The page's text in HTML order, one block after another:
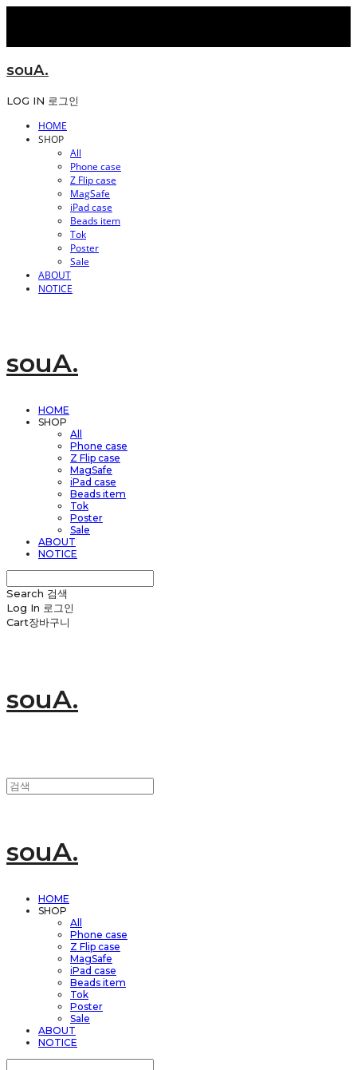
souA.
LOG IN 로그인
HOME
SHOP
All
Phone case
Z Flip case
MagSafe
iPad case
Beads item
Tok
Poster
Sale
ABOUT
NOTICE
souA.
HOME
SHOP
All
Phone case
Z Flip case
MagSafe
iPad case
Beads item
Tok
Poster
Sale
ABOUT
NOTICE
Search 검색
Log In 로그인
Cart장바구니
souA.
souA.
HOME
SHOP
All
Phone case
Z Flip case
MagSafe
iPad case
Beads item
Tok
Poster
Sale
ABOUT
NOTICE